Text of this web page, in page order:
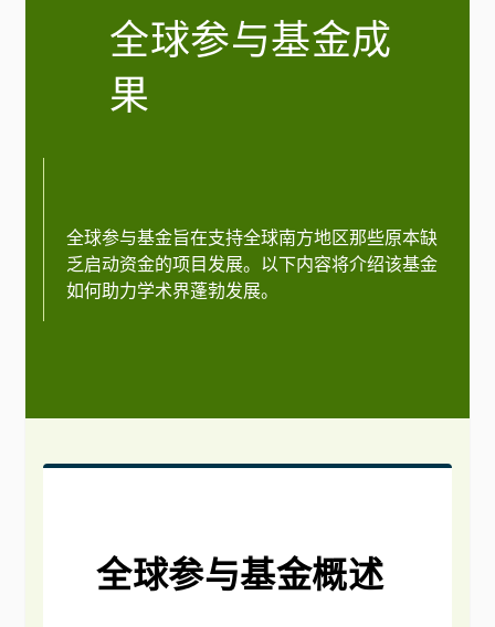
全球参与基金成
果
全球参与基金旨在支持全球南方地区那些原本缺
乏启动资金的项目发展。以下内容将介绍该基金
如何助力学术界蓬勃发展。
全球参与基金概述